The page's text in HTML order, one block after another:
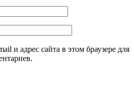
и адрес сайта в этом браузере для